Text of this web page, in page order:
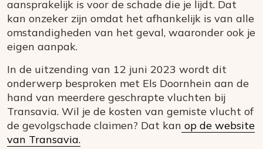
aansprakelijk is voor de schade die je lijdt. Dat
kan onzeker zijn omdat het afhankelijk is van alle
omstandigheden van het geval, waaronder ook je
eigen aanpak.
In de uitzending van 12 juni 2023 wordt dit
onderwerp besproken met Els Doornhein aan de
hand van meerdere geschrapte vluchten bij
Transavia. Wil je de kosten van gemiste vlucht of
de gevolgschade claimen? Dat kan op de website
van Transavia.